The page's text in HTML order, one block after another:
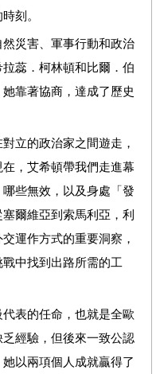
刻。
災害、軍事行動和政治
蕊．柯林頓和比爾．伯
靠著協商，達成了歷史
立的政治家之間遊走，
，艾希頓帶我們走進幕
些無效，以及身處「發
爾維亞到索馬利亞，利
運作方式的重要洞察，
中找到出路所需的工
代表的任命，也就是全歐
經驗，但後來一致公認
以兩項個人成就贏得了